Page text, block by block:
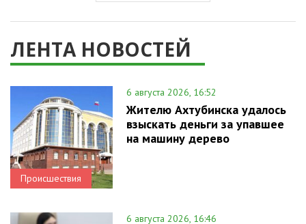
ЛЕНТА НОВОСТЕЙ
Происшествия
6 августа 2026, 16:52
Жителю Ахтубинска удалось
взыскать деньги за упавшее
на машину дерево
6 августа 2026, 16:46